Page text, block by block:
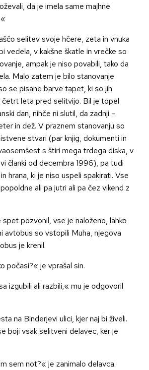
da je imela same majhne
selitev svoje hčere, zeta in vnuka
vedela, v kakšne škatle in vrečke so
ampak je niso povabili, tako da
Malo zatem je bilo stanovanje
se pisane barve tapet, ki so jih
četrt leta pred selitvijo. Bil je topel
dan, nihče ni slutil, da zadnji –
in dež. V praznem stanovanju so
stvari (par knjig, dokumenti in
s štiri mega trdega diska, v
članki od decembra 1996), pa tudi
hrana, ki je niso uspeli spakirati. Vse
ali pa jutri ali pa čez vikend z
pozvonil, vse je naloženo, lahko
avtobus so vstopili Muha, njegova
je krenil.
počasi?« je vprašal sin.
izgubili ali razbili,« mu je odgovoril
na Binderjevi ulici, kjer naj bi živeli.
boji vsak selitveni delavec, ker je
sem not?« je zanimalo delavca.